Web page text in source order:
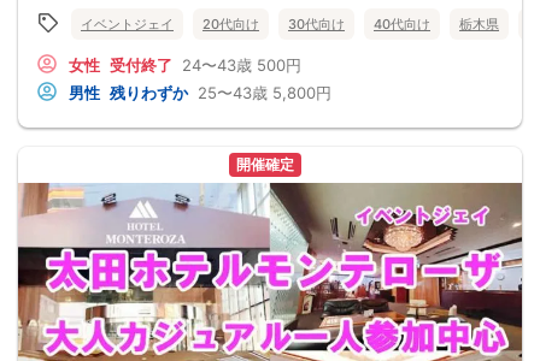
イベントジェイ 20代向け 30代向け 40代向け 栃木県
女性 受付終了 24〜43歳 500円
男性 残りわずか 25〜43歳 5,800円
開催確定